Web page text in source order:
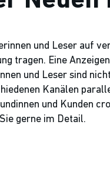
und Leser auf
tragen. Eine
und Leser sind
Kanälen
und Kunden
gerne im Detail.